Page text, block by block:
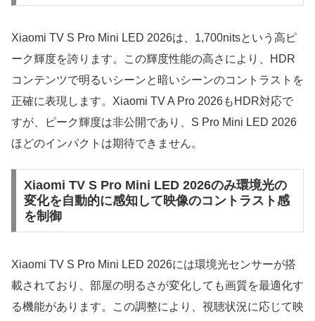
Xiaomi TV S Pro Mini LED 2026は、1,700nitsという高ピ
ーク輝度を誇ります。この輝度性能の高さにより、HDR
コンテンツで明るいシーンと暗いシーンのコントラストを
正確に表現します。Xiaomi TV A Pro 2026もHDR対応で
すが、ピーク輝度は非公開であり、S Pro Mini LED 2026
ほどのインパクトは期待できません。
Xiaomi TV S Pro Mini LED 2026のみ環境光の
変化を自動的に感知して映像のコントラスト感
を制御
Xiaomi TV S Pro Mini LED 2026には環境光センサーが搭
載されており、部屋の明るさが変化しても画質を最適化す
る機能があります。この調整により、視聴状況に応じて映